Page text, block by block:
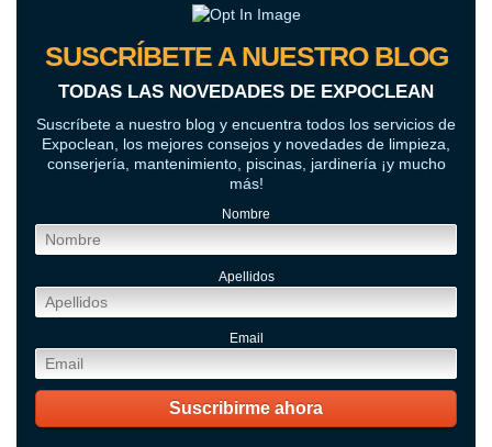
SUSCRÍBETE A NUESTRO BLOG
TODAS LAS NOVEDADES DE EXPOCLEAN
Suscríbete a nuestro blog y encuentra todos los servicios de
Expoclean, los mejores consejos y novedades de limpieza,
conserjería, mantenimiento, piscinas, jardinería ¡y mucho
más!
Nombre
Apellidos
Email